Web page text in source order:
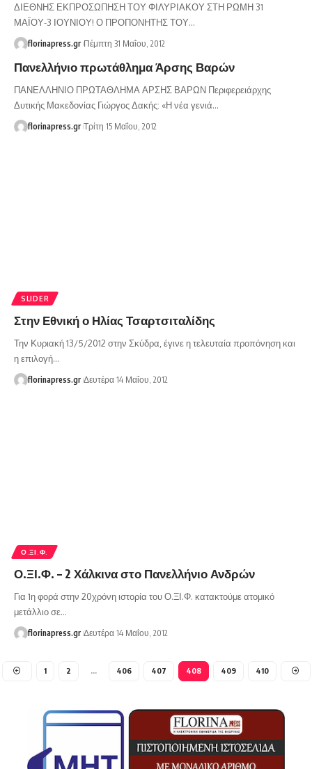
ΔΙΕΘΝΗΣ ΕΚΠΡΟΣΩΠΗΣΗ ΤΟΥ ΦΙΛΥΡΙΑΚΟΥ ΣΤΗ ΡΩΜΗ 31
ΜΑΪΟΥ-3 ΙΟΥΝΙΟΥ! Ο ΠΡΟΠΟΝΗΤΗΣ ΤΟΥ…
florinapress.gr Πέμπτη 31 Μαΐου, 2012
Πανελλήνιο πρωτάθλημα Άρσης Βαρών
ΠΑΝΕΛΛΗΝΙΟ ΠΡΩΤΑΘΛΗΜΑ ΑΡΣΗΣ ΒΑΡΩΝ Περιφερειάρχης
Δυτικής Μακεδονίας Γιώργος Δακής: «Η νέα γενιά…
florinapress.gr Τρίτη 15 Μαΐου, 2012
SLIDER
Στην Εθνική ο Ηλίας Τσαρτσιταλίδης
Την Κυριακή 13/5/2012 στην Σκύδρα, έγινε η τελευταία προπόνηση και
η επιλογή…
florinapress.gr Δευτέρα 14 Μαΐου, 2012
Ο.ΞΙ.Φ.
Ο.ΞΙ.Φ. – 2 Χάλκινα στο Πανελλήνιο Ανδρών
Για 1η φορά στην 20χρόνη ιστορία του Ο.ΞΙ.Φ. κατακτούμε ατομικό
μετάλλιο σε…
florinapress.gr Δευτέρα 14 Μαΐου, 2012
1 2 … 406 407 408 409 410